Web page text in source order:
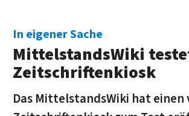
In eigener Sache
MittelstandsWiki
Zeitschriftenkiosk
Das MittelstandsWiki hat